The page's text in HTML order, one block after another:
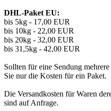
DHL-Paket EU:
bis 5kg - 17,00 EUR
bis 10kg - 22,00 EUR
bis 20kg - 32,00 EUR
bis 31,5kg - 42,00 EUR
Sollten für eine Sendung
Sie nur die Kosten für ein Paket.
Die Versandkosten für Waren
sind auf Anfrage.